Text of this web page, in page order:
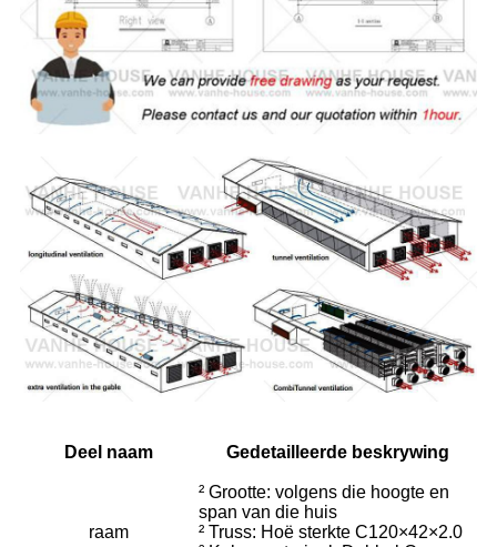
Deel naam Gedetailleerde beskrywing
raam
² Grootte: volgens die hoogte en
span van die huis
² Truss: Hoë sterkte C120×42×2.0